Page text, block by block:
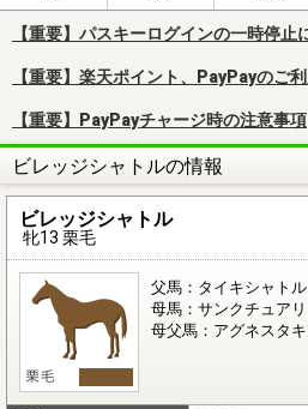
【重要】パスキーログインの一時停止
【重要】楽天ポイント、PayPayのご
【重要】PayPayチャージ時の注意事項
ビレッジシャトルの情報
ビレッジシャトル
牝13 栗毛
父馬：タイキシャトル
母馬：サンクチュアリ
母父馬：アグネスタ